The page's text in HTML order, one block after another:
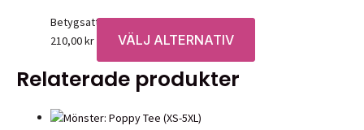
Betygsatt0av 5
210,00kr VÄLJ ALTERNATIV
här
Relaterade produkter